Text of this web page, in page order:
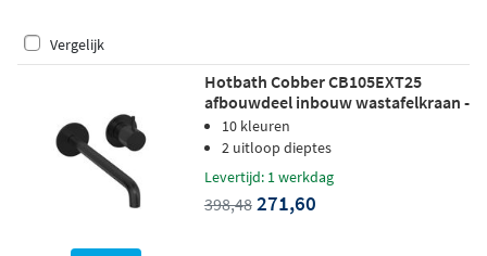
Vergelijk
Hotbath Cobber CB105EXT25
afbouwdeel inbouw wastafelkraan -
25cm uitloop - Geborsteld zwart PVD
10 kleuren
2 uitloop dieptes
Levertijd: 1 werkdag
398,48 271,60